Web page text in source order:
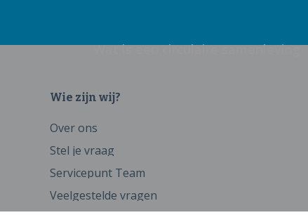
Wat is een circulaire samenleving
Wie zijn wij?
Over ons
Stel je vraag
Servicepunt Team
Veelgestelde vragen